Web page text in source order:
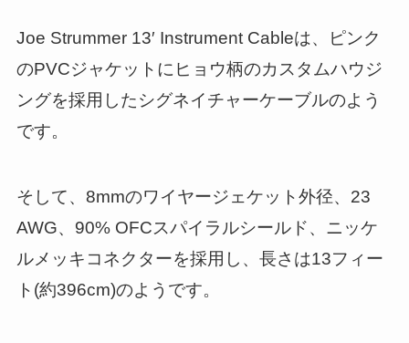
Joe Strummer 13′ Instrument Cableは、ピンク
のPVCジャケットにヒョウ柄のカスタムハウジ
ングを採用したシグネイチャーケーブルのよう
です。
そして、8mmのワイヤージェケット外径、23
AWG、90% OFCスパイラルシールド、ニッケ
ルメッキコネクターを採用し、長さは13フィー
ト(約396cm)のようです。